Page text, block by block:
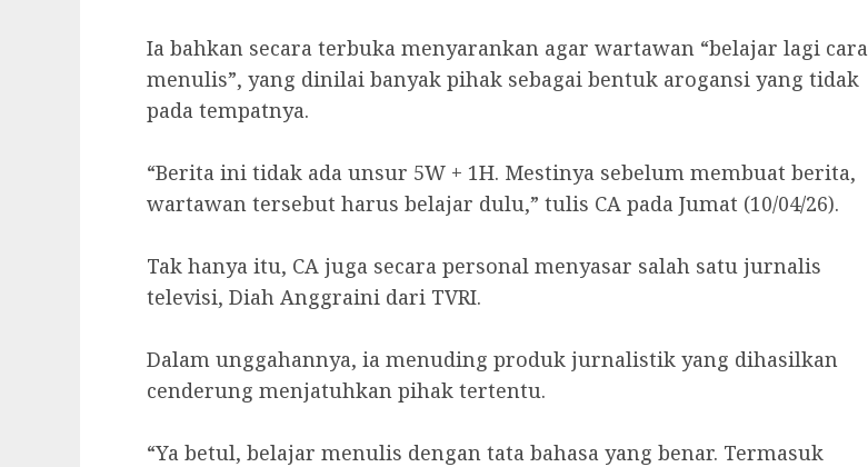
Ia bahkan secara terbuka menyarankan agar wartawan “belajar lagi cara
menulis”, yang dinilai banyak pihak sebagai bentuk arogansi yang tidak
pada tempatnya.
“Berita ini tidak ada unsur 5W + 1H. Mestinya sebelum membuat berita,
wartawan tersebut harus belajar dulu,” tulis CA pada Jumat (10/04/26).
‎Tak hanya itu, CA juga secara personal menyasar salah satu jurnalis
televisi, Diah Anggraini dari TVRI.
Dalam unggahannya, ia menuding produk jurnalistik yang dihasilkan
cenderung menjatuhkan pihak tertentu.
‎“Ya betul, belajar menulis dengan tata bahasa yang benar. Termasuk